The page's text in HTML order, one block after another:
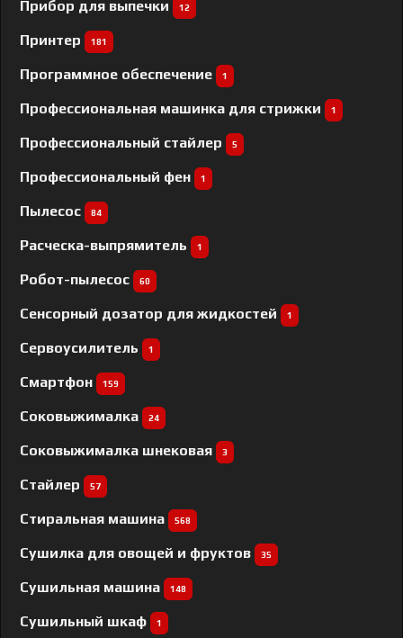
Прибор для выпечки 12
Принтер 181
Программное обеспечение 1
Профессиональная машинка для стрижки 1
Профессиональный cтайлер 5
Профессиональный фен 1
Пылесос 84
Расческа-выпрямитель 1
Робот-пылесос 60
Сенсорный дозатор для жидкостей 1
Сервоусилитель 1
Смартфон 159
Соковыжималка 24
Соковыжималка шнековая 3
Стайлер 57
Стиральная машина 568
Сушилка для овощей и фруктов 35
Сушильная машина 148
Сушильный шкаф 1